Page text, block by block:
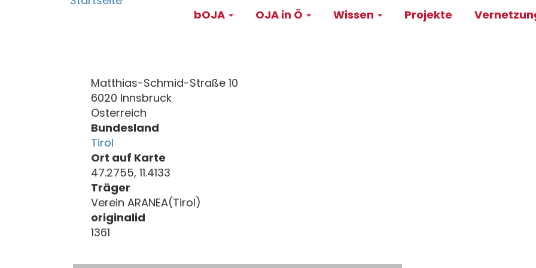
Main
bOJA OJA in Ö Wissen Projekte
Matthias-Schmid-Straße 10
6020 Innsbruck
Österreich
Bundesland
Tirol
Ort auf Karte
47.2755, 11.4133
Träger
Verein ARANEA(Tirol)
originalid
1361